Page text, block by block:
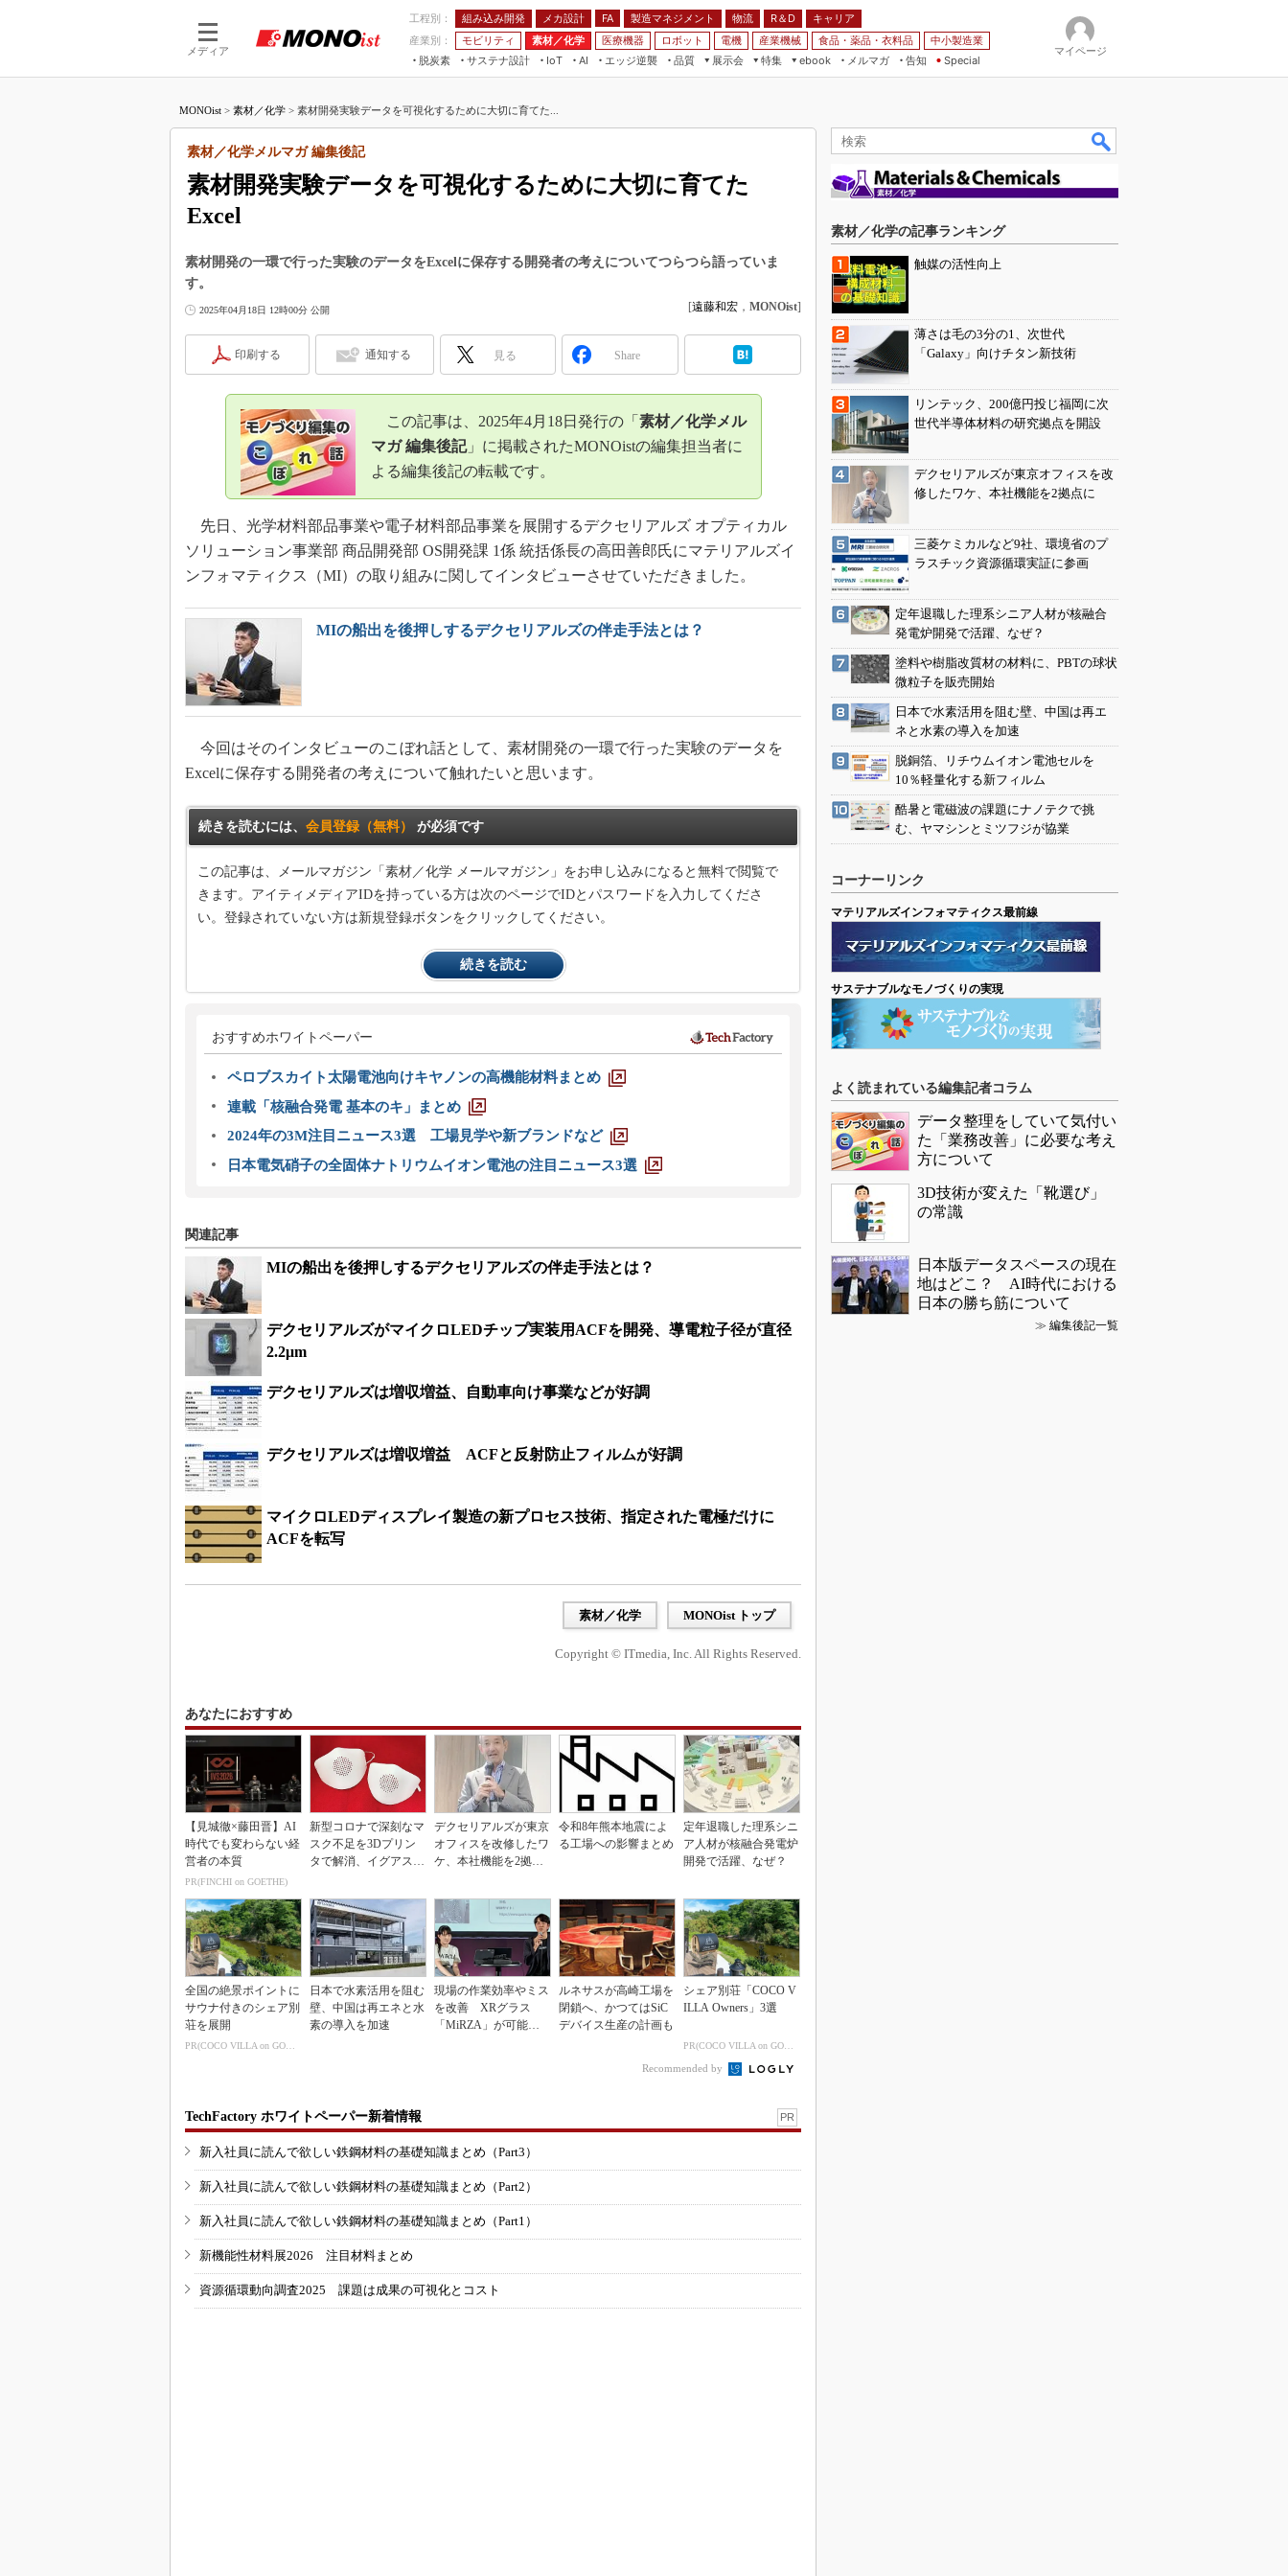
メディア
工程別： 組み込み開発 メカ設計 FA 製造マネジメント 物流 R＆D
キャリア
産業別：
モビリティ 素材／化学 医療機器 ロボット 電機 産業機械 食品・薬品・衣料品
中小製造業
脱炭素
サステナ設計
IoT
つながる工場
つながるサービス
AI
AI×設備保全
エッジ逆襲 品質
展示会
JIMTOF
IIFES
TECHNO-FRONTIER
EdgeTech+
AUTOMOTIVE WORLD
産業オープンネット展
特集
フィールドサービス
組み込み画像技術
車載ソフト開発
ISO26262
インダストリー4.0
イノベーション
製造業ビッグデータ
ebook
モビリティ
メルマガ
告知 Special
マイページ
MONOist > 素材／化学 > 素材開発実験データを可視化するために大切に育てた...
素材開発実験データを可視化するために大切に育てた
Excel
素材／化学メルマガ 編集後記
素材開発の一環で行った実験のデータをExcelに保存する開発者の考えについてつらつら語っていま
す。
2025年04月18日 12時00分 公開 [遠藤和宏 ， MONOist]
印刷する 通知する 見る Share
この記事は、2025年4月18日発行の「 素材／化学メル
マガ 編集後記」に掲載されたMONOistの編集担当者に
よる編集後記の転載です。
先日、光学材料部品事業や電子材料部品事業を展開するデクセリアルズ オプティカル
ソリューション事業部 商品開発部 OS開発課 1係 統括係長の高田善郎氏にマテリアルズイ
ンフォマティクス（MI）の取り組みに関してインタビューさせていただきました。
MIの船出を後押しするデクセリアルズの伴走手法とは？
今回はそのインタビューのこぼれ話として、素材開発の一環で行った実験のデータを
Excelに保存する開発者の考えについて触れたいと思います。
続きを読むには、 会員登録（無料） が必須です
この記事は、メールマガジン「素材／化学 メールマガジン」をお申し込みになると無料で閲覧で
きます。アイティメディアIDを持っている方は次のページでIDとパスワードを入力してくださ
い。登録されていない方は新規登録ボタンをクリックしてください。
続きを読む
おすすめホワイトペーパー
ペロブスカイト太陽電池向けキヤノンの高機能材料まとめ
連載「核融合発電 基本のキ」まとめ
2024年の3M注目ニュース3選 工場見学や新ブランドなど
日本電気硝子の全固体ナトリウムイオン電池の注目ニュース3選
関連記事
MIの船出を後押しするデクセリアルズの伴走手法とは？
デクセリアルズがマイクロLEDチップ実装用ACFを開発、導電粒子径が直径
2.2μm
デクセリアルズは増収増益、自動車向け事業などが好調
デクセリアルズは増収増益 ACFと反射防止フィルムが好調
マイクロLEDディスプレイ製造の新プロセス技術、指定された電極だけに
ACFを転写
素材／化学 MONOist トップ
Copyright © ITmedia, Inc. All Rights Reserved.
あなたにおすすめ
【見城徹×藤田晋】AI
時代でも変わらない経
営者の本質
PR(FINCHI on GOETHE)
新型コロナで深刻なマ
スク不足を3Dプリン
タで解消、イグアスが
デクセリアルズが東京
オフィスを改修したワ
ケ、本社機能を2拠点
令和8年熊本地震によ
る工場への影響まとめ
定年退職した理系シニ
ア人材が核融合発電炉
開発で活躍、なぜ？
全国の絶景ポイントに
サウナ付きのシェア別
荘を展開
PR(COCO VILLA on GOETHE)
日本で水素活用を阻む
壁、中国は再エネと水
素の導入を加速
現場の作業効率やミス
を改善 XRグラス
「MiRZA」が可能に
ルネサスが高崎工場を
閉鎖へ、かつてはSiC
デバイス生産の計画も
シェア別荘「COCO V
ILLA Owners」3選
PR(COCO VILLA on GOETHE)
Recommended by
TechFactory ホワイトペーパー新着情報 PR
新入社員に読んで欲しい鉄鋼材料の基礎知識まとめ（Part3）
新入社員に読んで欲しい鉄鋼材料の基礎知識まとめ（Part2）
新入社員に読んで欲しい鉄鋼材料の基礎知識まとめ（Part1）
新機能性材料展2026 注目材料まとめ
資源循環動向調査2025 課題は成果の可視化とコスト
素材／化学の記事ランキング
触媒の活性向上
薄さは毛の3分の1、次世代
「Galaxy」向けチタン新技術
リンテック、200億円投じ福岡に次
世代半導体材料の研究拠点を開設
デクセリアルズが東京オフィスを改
修したワケ、本社機能を2拠点に
三菱ケミカルなど9社、環境省のプ
ラスチック資源循環実証に参画
定年退職した理系シニア人材が核融合
発電炉開発で活躍、なぜ？
塗料や樹脂改質材の材料に、PBTの球状
微粒子を販売開始
日本で水素活用を阻む壁、中国は再エ
ネと水素の導入を加速
脱銅箔、リチウムイオン電池セルを
10％軽量化する新フィルム
酷暑と電磁波の課題にナノテクで挑
む、ヤマシンとミツフジが協業
コーナーリンク
マテリアルズインフォマティクス最前線
サステナブルなモノづくりの実現
よく読まれている編集記者コラム
データ整理をしていて気付い
た「業務改善」に必要な考え
方について
3D技術が変えた「靴選び」
の常識
日本版データスペースの現在
地はどこ？ AI時代における
日本の勝ち筋について
≫ 編集後記一覧